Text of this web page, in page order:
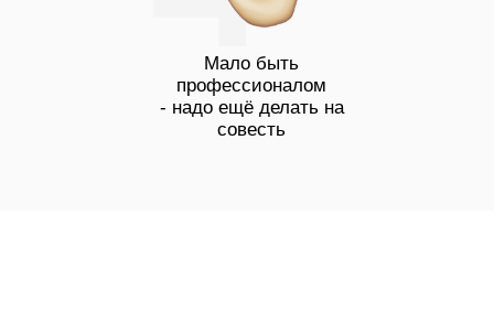
Мало быть
профессионалом
- надо ещё делать на
совесть